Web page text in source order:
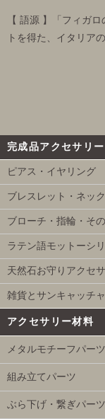
【 語源 】「フィガ
トを得た、イタリア
完成品アクセサリー
ピアス・イヤリング
ブレスレット・ネッ
ブローチ・指輪・そ
ラテン語モットーシ
天然石お守りアクセ
雑貨とサンキャッチ
アクセサリー材料
メタルモチーフパーツ
組み立てパーツ
ぶら下げ・繋ぎパーツ